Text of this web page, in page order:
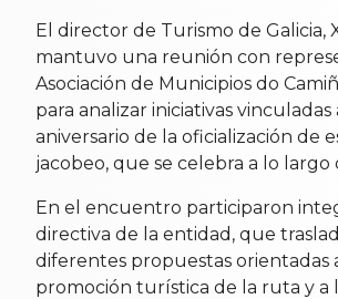
El director de Turismo de Galicia,
mantuvo una reunión con
Asociación de Municipios do
para analizar iniciativas vinculadas
aniversario de la oficialización de
jacobeo, que se celebra a lo largo
En el encuentro participaron
directiva de la entidad, que
diferentes propuestas orientadas
promoción turística de la ruta y a